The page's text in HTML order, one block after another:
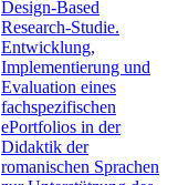
Design-Based
Research-Studie.
Entwicklung,
Implementierung und
Evaluation eines
fachspezifischen
ePortfolios in der
Didaktik der
romanischen Sprachen